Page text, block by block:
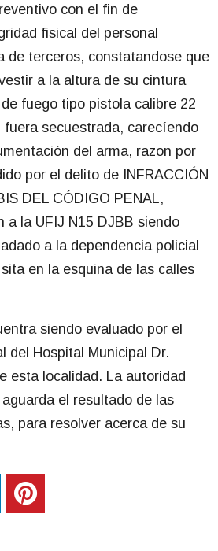
con el fin de
fisical del personal
de terceros, constatandose que
a la altura de su cintura
fuego tipo pistola calibre 22
fuera secuestrada, carecíendo
del arma, razon por
por el delito de INFRACCIÓN
DEL CÓDIGO PENAL,
a la UFIJ N15 DJBB siendo
a la dependencia policial
en la esquina de las calles
siendo evaluado por el
del Hospital Municipal Dr.
esta localidad. La autoridad
el resultado de las
para resolver acerca de su